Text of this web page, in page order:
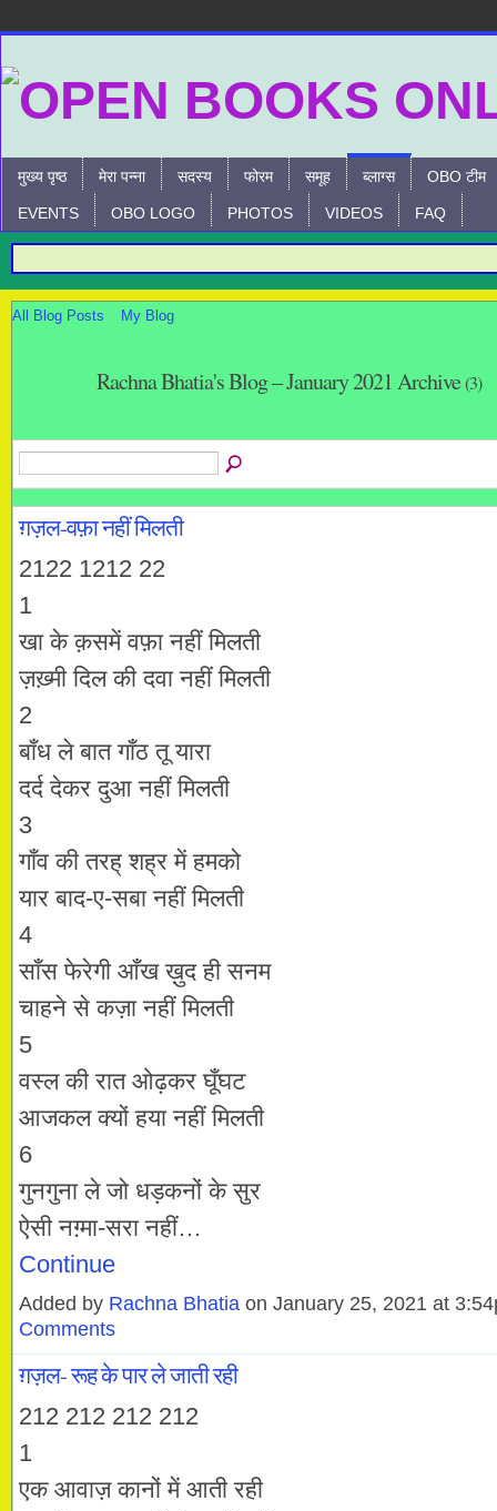
मुख्य पृष्ठ मेरा पन्ना सदस्य फोरम समूह ब्लाग्स OBO टीम
EVENTS OBO LOGO PHOTOS VIDEOS FAQ
All Blog Posts My Blog
Rachna Bhatia's Blog – January 2021 Archive(3)
ग़ज़ल-वफ़ा नहीं मिलती
2122 1212 22
1
खा के क़समें वफ़ा नहीं मिलती
ज़ख़्मी दिल की दवा नहीं मिलती
2
बाँध ले बात गाँठ तू यारा
दर्द देकर दुआ नहीं मिलती
3
गाँव की तरह् शह्र में हमको
यार बाद-ए-सबा नहीं मिलती
4
साँस फेरेगी आँख ख़ुद ही सनम
चाहने से कज़ा नहीं मिलती
5
वस्ल की रात ओढ़कर घूँघट
आजकल क्यों हया नहीं मिलती
6
गुनगुना ले जो धड़कनों के सुर
ऐसी नग़्मा-सरा नहीं…
Continue
Added by Rachna Bhatia on January 25, 2021 at
Comments
ग़ज़ल- रूह के पार ले जाती रही
212 212 212 212
1
एक आवाज़ कानों में आती रही